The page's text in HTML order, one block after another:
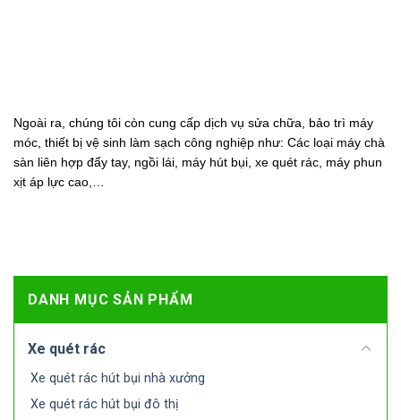
Ngoài ra, chúng tôi còn cung cấp dịch vụ sửa chữa, bảo trì máy
móc, thiết bị vệ sinh làm sạch công nghiệp như: Các loại máy chà
sàn liên hợp đẩy tay, ngồi lái, máy hút bụi, xe quét rác, máy phun
xịt áp lực cao,…
DANH MỤC SẢN PHẨM
Xe quét rác
Xe quét rác hút bụi nhà xưởng
Xe quét rác hút bụi đô thị